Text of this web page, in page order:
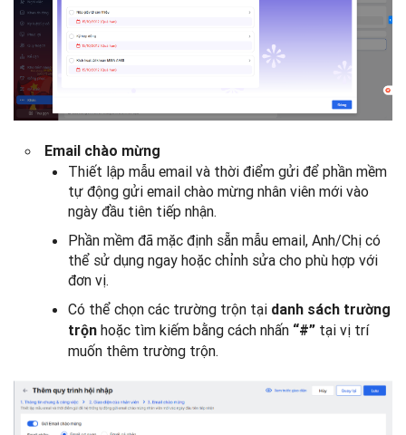
Email chào mừng
Thiết lập mẫu email và thời điểm gửi để phần mềm
tự động gửi email chào mừng nhân viên mới vào
ngày đầu tiên tiếp nhận.
Phần mềm đã mặc định sẵn mẫu email, Anh/Chị có
thể sử dụng ngay hoặc chỉnh sửa cho phù hợp với
đơn vị.
Có thể chọn các trường trộn tại danh sách trường
trộn hoặc tìm kiếm bằng cách nhấn “#” tại vị trí
muốn thêm trường trộn.